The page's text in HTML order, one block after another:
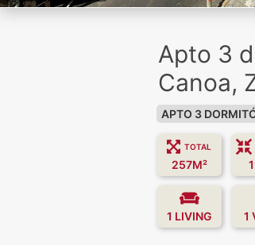
Apto 3
Canoa,
APTO 3
TOTAL
257M²
1 LIVING 1